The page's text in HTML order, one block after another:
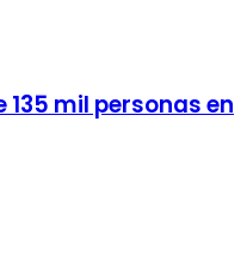
135 mil personas en